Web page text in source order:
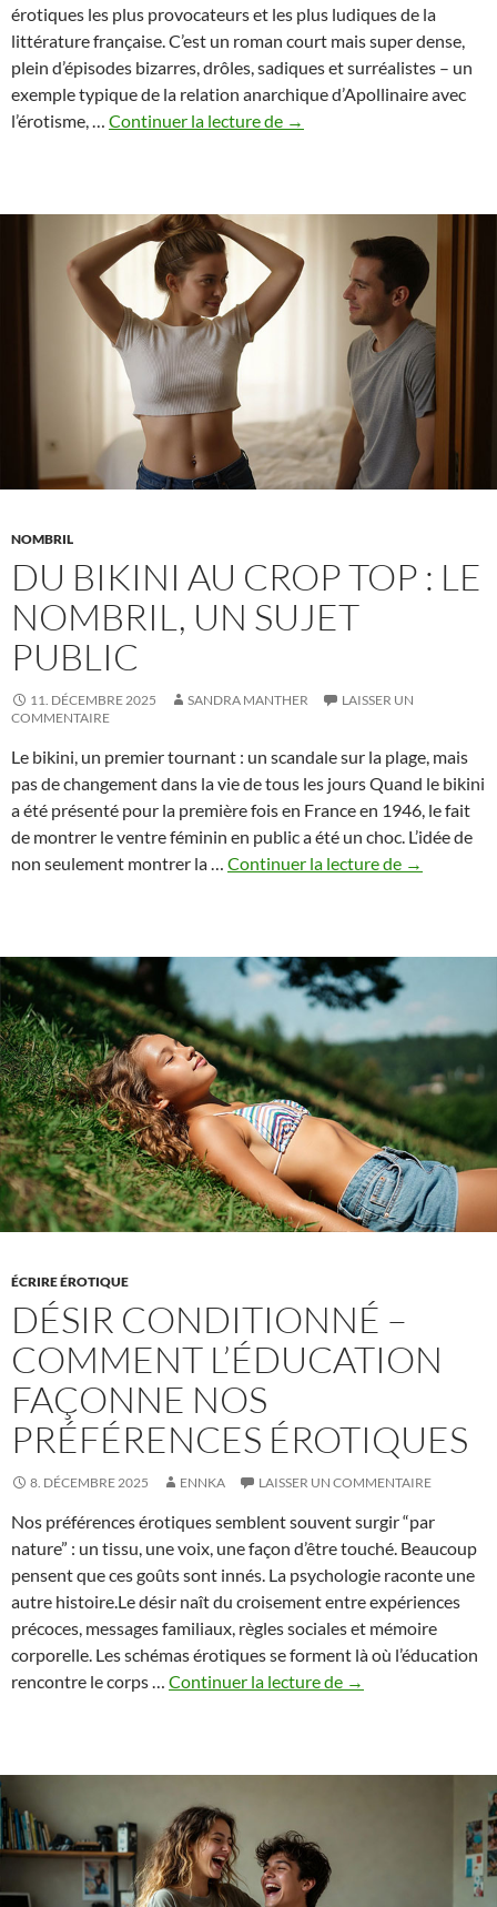
érotiques les plus provocateurs et les plus ludiques de la
littérature française. C’est un roman court mais super dense,
plein d’épisodes bizarres, drôles, sadiques et surréalistes – un
exemple typique de la relation anarchique d’Apollinaire avec
l’érotisme, … Continuer la lecture de «
»
de
Guillaume
Apollinaire
→
NOMBRIL
DU BIKINI AU CROP TOP : LE
NOMBRIL, UN SUJET
PUBLIC
11. DÉCEMBRE 2025 SANDRA MANTHER
LAISSER UN
COMMENTAIRE
Le bikini, un premier tournant : un scandale sur la plage, mais
pas de changement dans la vie de tous les jours Quand le bikini
a été présenté pour la première fois en France en 1946, le fait
de montrer le ventre féminin en public a été un choc. L’idée de
non seulement montrer la … Continuer la lecture de Du
:
sujet
public
→
ÉCRIRE ÉROTIQUE
DÉSIR CONDITIONNÉ –
COMMENT L’ÉDUCATION
FAÇONNE NOS
PRÉFÉRENCES ÉROTIQUES
8. DÉCEMBRE 2025 ENNKA LAISSER UN COMMENTAIRE
Nos préférences érotiques semblent souvent surgir “par
nature” : un tissu, une voix, une façon d’être touché. Beaucoup
pensent que ces goûts sont innés. La psychologie raconte une
autre histoire.Le désir naît du croisement entre expériences
précoces, messages familiaux, règles sociales et mémoire
corporelle. Les schémas érotiques se forment là où l’éducation
rencontre le corps … Continuer la lecture de Désir
→